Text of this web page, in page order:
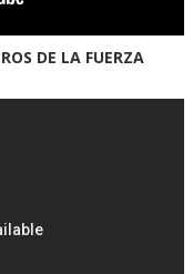
DE LA FUERZA